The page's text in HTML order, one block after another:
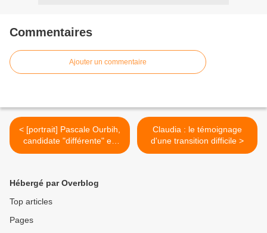
Commentaires
Ajouter un commentaire
< [portrait] Pascale Ourbih,
candidate "différente" en
campagne pour "sortir le
Claudia : le témoignage
d'une transition difficile >
Hébergé par Overblog
Top articles
Pages